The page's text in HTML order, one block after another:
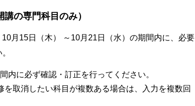
の専門科目のみ）
月15日（木） ～10月21日（水）の期間内に、必要
内に必ず確認・訂正を行ってください。
取消したい科目が複数ある場合は、入力を複数回